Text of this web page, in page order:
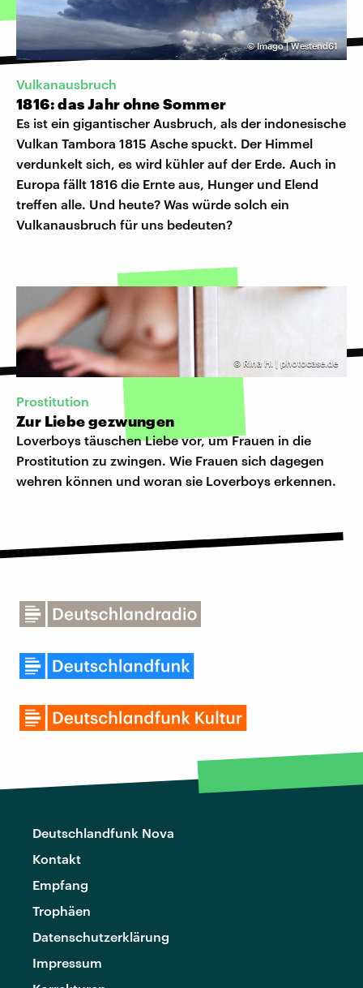
©Imago | Westend61
Vulkanausbruch
1816: das Jahr ohne Sommer
Es ist ein gigantischer Ausbruch, als der indonesische
Vulkan Tambora 1815 Asche spuckt. Der Himmel
verdunkelt sich, es wird kühler auf der Erde. Auch in
Europa fällt 1816 die Ernte aus, Hunger und Elend
treffen alle. Und heute? Was würde solch ein
Vulkanausbruch für uns bedeuten?
© Rina H. | photocase.de
Prostitution
Zur Liebe gezwungen
Loverboys täuschen Liebe vor, um Frauen in die
Prostitution zu zwingen. Wie Frauen sich dagegen
wehren können und woran sie Loverboys erkennen.
Deutschlandfunk Nova
Kontakt
Empfang
Trophäen
Datenschutzerklärung
Impressum